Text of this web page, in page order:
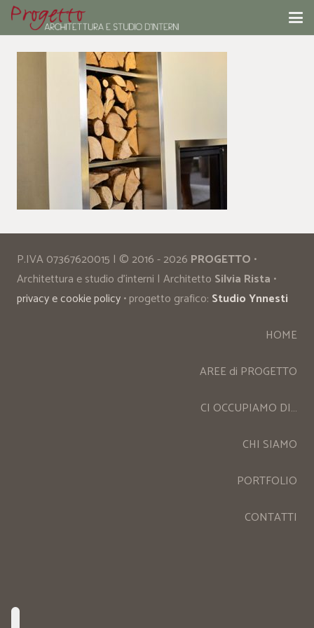
P.IVA 07367620015 | © 2016 - 2026 PROGETTO •
Architettura e studio d’interni | Architetto Silvia Rista •
privacy e cookie policy• progetto grafico: Studio Ynnesti
HOME
AREE di PROGETTO
CI OCCUPIAMO DI…
CHI SIAMO
PORTFOLIO
CONTATTI